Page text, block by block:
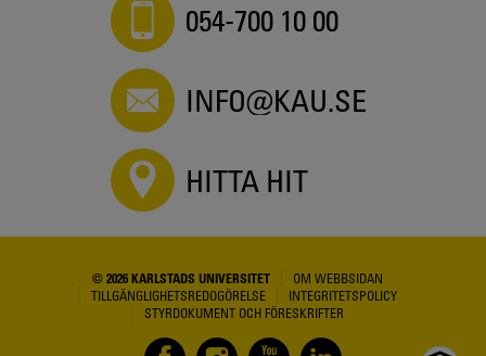
054-700 10 00
INFO@KAU.SE
HITTA HIT
© 2026 KARLSTADS UNIVERSITET
OM WEBBSIDAN
TILLGÄNGLIGHETSREDOGÖRELSE
INTEGRITETSPOLICY
STYRDOKUMENT OCH FÖRESKRIFTER